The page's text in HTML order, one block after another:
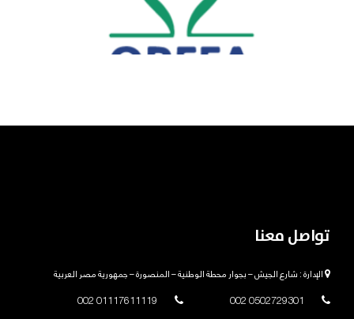
تواصل معنا
الإدارة : شارع الجيش – بجوار محطة الوطنية – المنصورة – جمهورية مصر العربية